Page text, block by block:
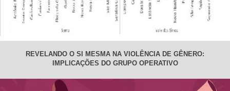
REVELANDO O SI MESMA NA VIOLÊNCIA DE GÊNERO:
IMPLICAÇÕES DO GRUPO OPERATIVO